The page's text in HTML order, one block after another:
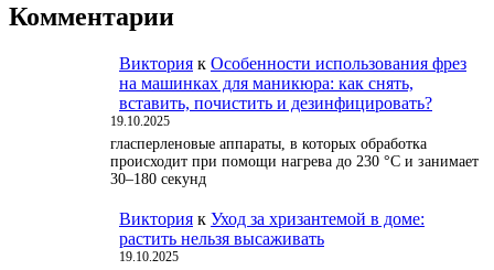
Комментарии
Виктория к Особенности использования фрез
на машинках для маникюра: как снять,
вставить, почистить и дезинфицировать?
19.10.2025
гласперленовые аппараты, в которых обработка
происходит при помощи нагрева до 230 °С и занимает
30–180 секунд
Виктория к Уход за хризантемой в доме:
растить нельзя высаживать
19.10.2025